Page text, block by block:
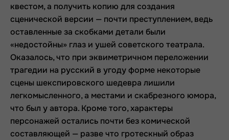
квестом, а получить копию для создания
сценической версии — почти преступлением, ведь
оставленные за скобками детали были
«недостойны» глаз и ушей советского театрала.
Оказалось, что при эквиметричном переложении
трагедии на русский в угоду форме некоторые
сцены шекспировского шедевра лишили
легкомысленного, а местами и скабрезного юмора,
что был у автора. Кроме того, характеры
персонажей остались почти без комической
составляющей — разве что гротескный образ